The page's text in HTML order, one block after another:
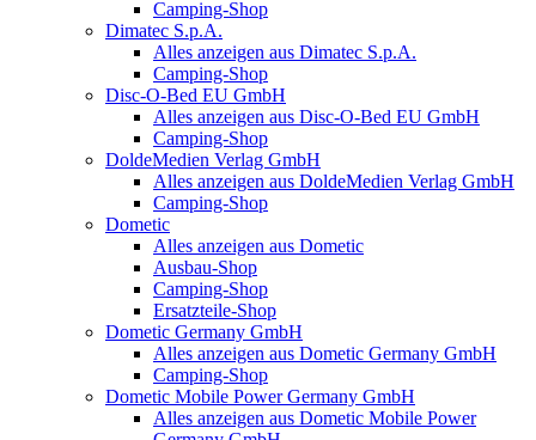
Camping-Shop
Dimatec S.p.A.
Alles anzeigen aus Dimatec S.p.A.
Camping-Shop
Disc-O-Bed EU GmbH
Alles anzeigen aus Disc-O-Bed EU GmbH
Camping-Shop
DoldeMedien Verlag GmbH
Alles anzeigen aus DoldeMedien Verlag GmbH
Camping-Shop
Dometic
Alles anzeigen aus Dometic
Ausbau-Shop
Camping-Shop
Ersatzteile-Shop
Dometic Germany GmbH
Alles anzeigen aus Dometic Germany GmbH
Camping-Shop
Dometic Mobile Power Germany GmbH
Alles anzeigen aus Dometic Mobile Power